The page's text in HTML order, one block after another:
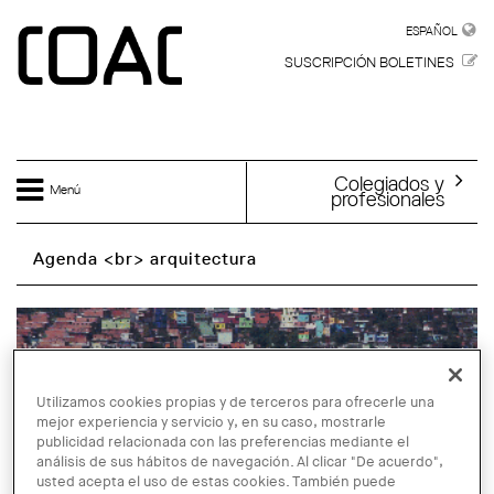
ESPAÑOL
SUSCRIPCIÓN BOLETINES
Menú Colegiados y
profesionales
Agenda <br> arquitectura
Utilizamos cookies propias y de terceros para ofrecerle una
mejor experiencia y servicio y, en su caso, mostrarle
publicidad relacionada con las preferencias mediante el
análisis de sus hábitos de navegación. Al clicar "De acuerdo",
usted acepta el uso de estas cookies. También puede